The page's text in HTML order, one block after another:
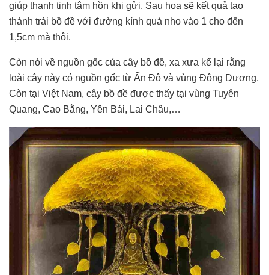
giúp thanh tịnh tâm hồn khi gửi. Sau hoa sẽ kết quả tạo
thành trái bồ đề với đường kính quả nho vào 1 cho đến
1,5cm mà thôi.
Còn nói về nguồn gốc của cây bồ đề, xa xưa kể lại rằng
loài cây này có nguồn gốc từ Ấn Độ và vùng Đông Dương.
Còn tại Việt Nam, cây bồ đề được thấy tại vùng Tuyên
Quang, Cao Bằng, Yên Bái, Lai Châu,…